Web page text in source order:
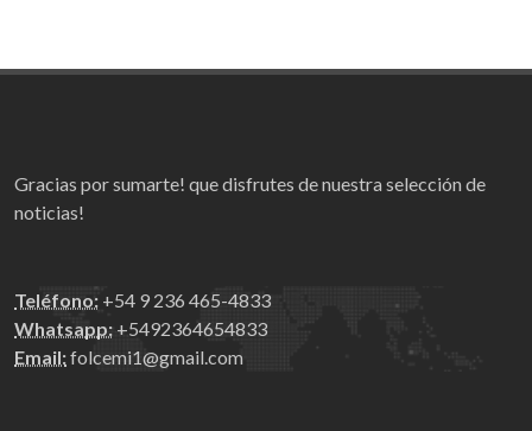
Gracias por sumarte! que disfrutes de nuestra selección de
noticias!
Teléfono: +54 9 236 465-4833
Whatsapp: +5492364654833
Email:folcemi1@gmail.com